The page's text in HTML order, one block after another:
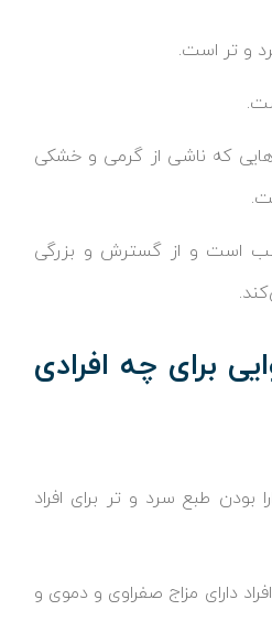
و تر است.
که ناشی از گرمی و خشکی
است و از گسترش و بزرگی
برای چه افرادی
بودن طبع سرد و تر برای افراد
دارای مزاج صفراوی و دموی و